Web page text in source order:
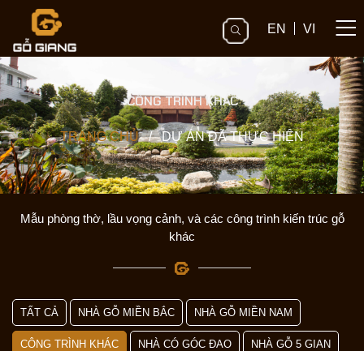
EN VI
CÔNG TRÌNH KHÁC
TRANG CHỦ / DỰ ÁN ĐÃ THỰC HIỆN
Mẫu phòng thờ, lầu vọng cảnh, và các công trình kiến trúc gỗ
khác
TẤT CẢ NHÀ GỖ MIỀN BẮC NHÀ GỖ MIỀN NAM
CÔNG TRÌNH KHÁC NHÀ CÓ GÓC ĐAO NHÀ GỖ 5 GIAN